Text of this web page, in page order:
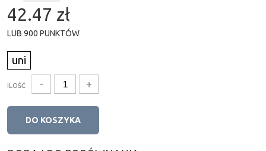
42.47 zł
LUB 900 PUNKTÓW
uni
ILOŚĆ - +
DO KOSZYKA